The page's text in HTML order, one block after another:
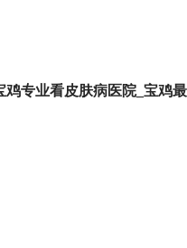
专业看皮肤病医院_宝鸡